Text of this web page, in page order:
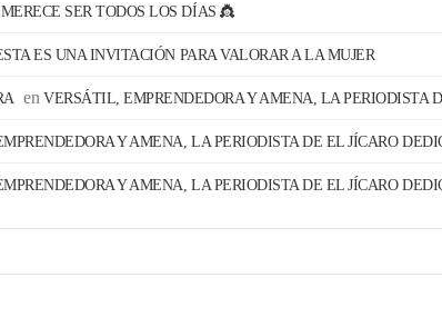
SER TODOS LOS DÍAS 👸
ES UNA INVITACIÓN PARA VALORAR A LA MUJER
enVERSÁTIL, EMPRENDEDORA Y AMENA, LA PERIODISTA
Y AMENA, LA PERIODISTA DE EL JÍCARO
Y AMENA, LA PERIODISTA DE EL JÍCARO